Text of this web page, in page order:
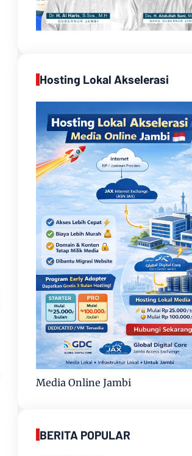
Hosting Lokal Akselerasi
Media Online Jambi
BERITA POPULAR